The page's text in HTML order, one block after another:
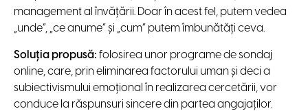
management al învățării. Doar în acest fel, putem vedea
„unde”, „ce anume” și „cum” putem îmbunătăți ceva.
Soluția propusă: folosirea unor programe de sondaj
online, care, prin eliminarea factorului uman și deci a
subiectivismului emoțional în realizarea cercetării, vor
conduce la răspunsuri sincere din partea angajaților.